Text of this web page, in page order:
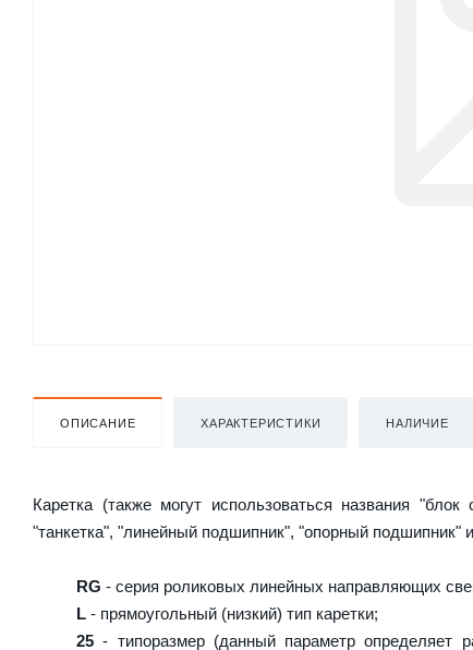
ОПИСАНИЕ ХАРАКТЕРИСТИКИ НАЛИЧИЕ
Каретка (также могут использоваться названия
"танкетка", "линейный подшипник", "опорный подшипник"
RG - серия роликовых линейных направляющих
L - прямоугольный (низкий) тип каретки;
25 - типоразмер (данный параметр определяет